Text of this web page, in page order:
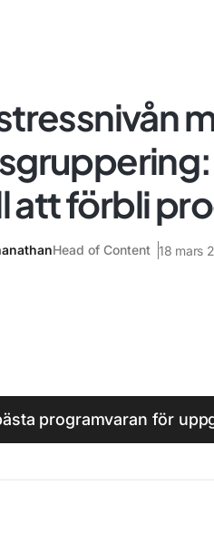
att förbli
Head of Content 18 mars
programvaran för